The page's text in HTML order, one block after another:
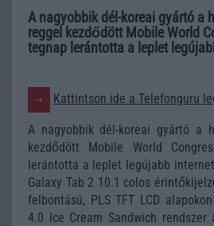
A nagyobbik dél-koreai gyártó a
reggel kezdődött Mobile World
tegnap lerántotta a leplet
Kattintson ide a Telefonguru
A nagyobbik dél-koreai gyártó a
kezdődött Mobile World
lerántotta a leplet legújabb
Galaxy Tab 2 10.1 colos
felbontású, PLS TFT LCD
4.0 Ice Cream Sandwich rendszer